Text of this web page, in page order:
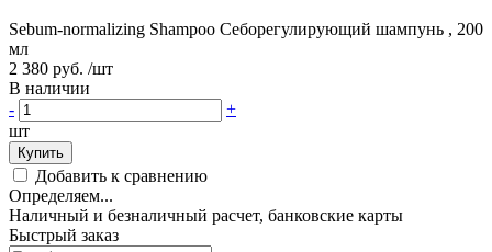
Sebum-normalizing Shampoo Себорегулирующий шампунь , 200
мл
2 380 руб. /шт
В наличии
-
+
шт
Купить
Добавить к сравнению
Определяем...
Наличный и безналичный расчет, банковские карты
Быстрый заказ